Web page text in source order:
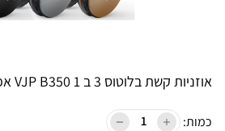
אוזניות קשת בלוטוס 3 ב 1 VJP B350 אפור
כמות: